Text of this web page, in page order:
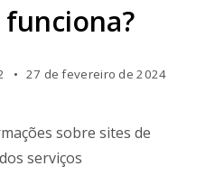
27 de fevereiro de 2024
sobre sites de
serviços